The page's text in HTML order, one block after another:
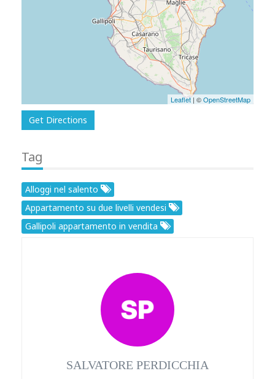
Leaflet| ©OpenStreetMap
Get Directions
Tag
Alloggi nel salento
Appartamento su due livelli vendesi
Gallipoli appartamento in vendita
SALVATORE PERDICCHIA